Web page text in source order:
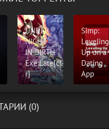
UNDER
NIGHT
IN-BIRTH
Exe:Late[cl-
r]
Simp:
Leveling
Up on a
Dating
App
(0)